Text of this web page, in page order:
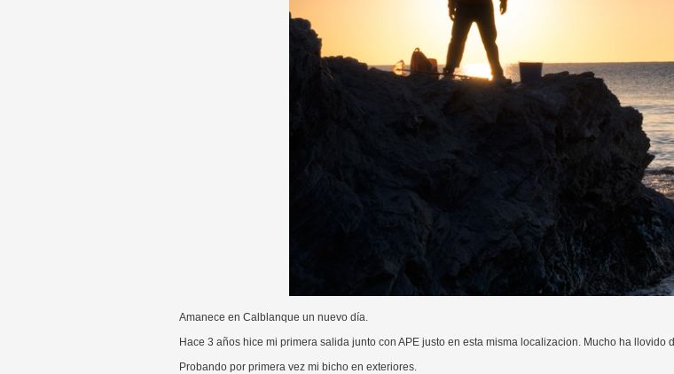
Amanece en Calblanque un nuevo día.
Hace 3 años hice mi primera salida junto con APE justo en esta misma localizacion. Mucho ha llovido
Probando por primera vez mi bicho en exteriores.